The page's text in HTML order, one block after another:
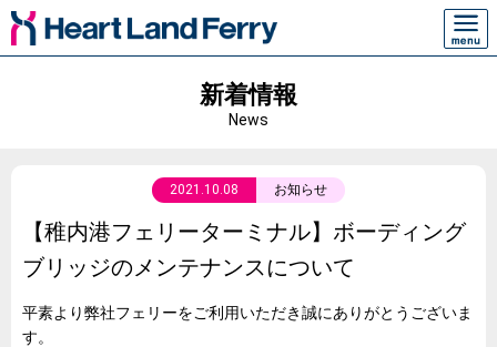
新着情報
News
2021.10.08 お知らせ
【稚内港フェリーターミナル】ボーディング
ブリッジのメンテナンスについて
平素より弊社フェリーをご利用いただき誠にありがとうございま
す。